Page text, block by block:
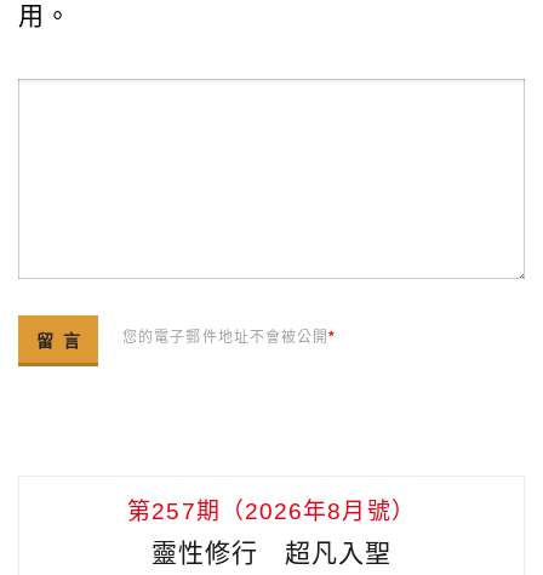
用。
您的電子郵件地址不會被公開*
第257期（2026年8月號）
靈性修行 超凡入聖